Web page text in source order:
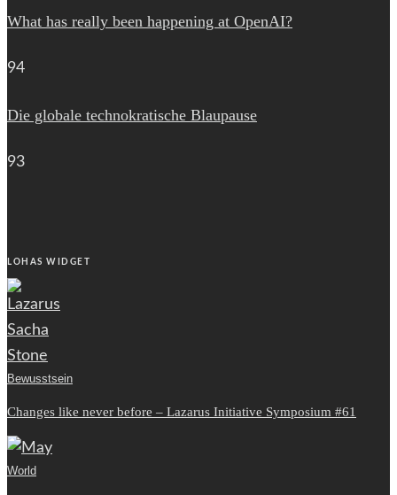
What has really been happening at OpenAI?
94
Die globale technokratische Blaupause
93
LOHAS WIDGET
Bewusstsein
Changes like never before – Lazarus Initiative Symposium #61
World